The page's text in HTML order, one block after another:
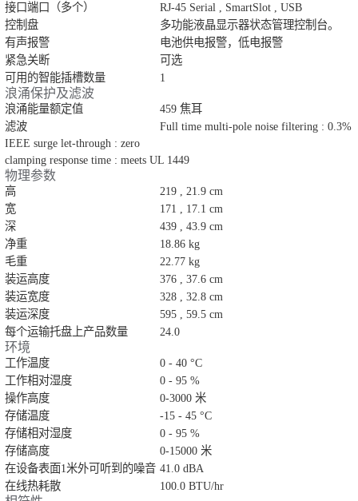
接口端口（多个）
RJ-45 Serial , SmartSlot , USB
控制盘
多功能液晶显示器状态管理控制台。
有声报警
电池供电报警，低电报警
紧急关断
可选
可用的智能插槽数量
1
浪涌保护及滤波
浪涌能量额定值
459 焦耳
滤波
Full time multi-pole noise filtering : 0.3%
IEEE surge let-through : zero
clamping response time : meets UL 1449
物理参数
高
219 , 21.9 cm
宽
171 , 17.1 cm
深
439 , 43.9 cm
净重
18.86 kg
毛重
22.77 kg
装运高度
376 , 37.6 cm
装运宽度
328 , 32.8 cm
装运深度
595 , 59.5 cm
每个运输托盘上产品数量
24.0
环境
工作温度
0 - 40 °C
工作相对湿度
0 - 95 %
操作高度
0-3000 米
存储温度
-15 - 45 °C
存储相对湿度
0 - 95 %
存储高度
0-15000 米
在设备表面1米外可听到的噪音 41.0 dBA
在线热耗散
100.0 BTU/hr